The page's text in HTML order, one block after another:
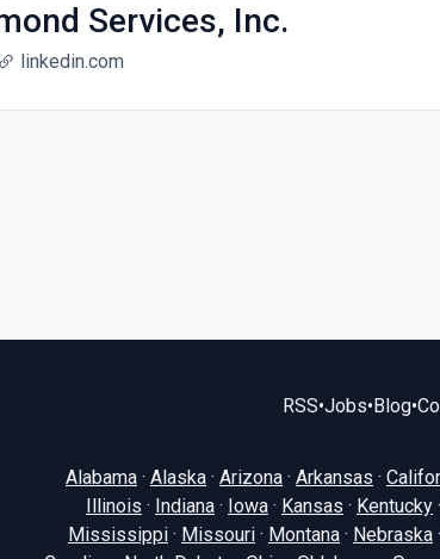
Services, Inc.
linkedin.com
RSS•Jobs•Blog•
Alabama · Alaska · Arizona · Arkansas ·
Illinois · Indiana · Iowa · Kansas · Kentucky ·
Mississippi · Missouri · Montana · Nebraska ·